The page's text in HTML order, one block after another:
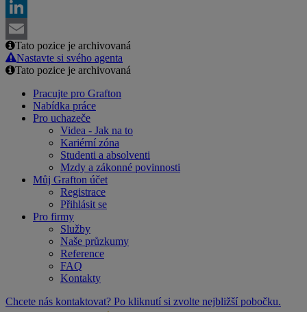
Facebook
LinkedIn
Email
Tato pozice je archivovaná
Nastavte si svého agenta
Tato pozice je archivovaná
Pracujte pro Grafton
Nabídka práce
Pro uchazeče
Videa - Jak na to
Kariérní zóna
Studenti a absolventi
Mzdy a zákonné povinnosti
Můj Grafton účet
Registrace
Přihlásit se
Pro firmy
Služby
Naše průzkumy
Reference
FAQ
Kontakty
Chcete nás kontaktovat? Po kliknutí si zvolte nejbližší pobočku.